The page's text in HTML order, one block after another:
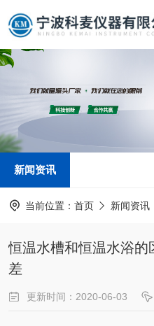
新闻资讯
当前位置： 首页 新闻资讯
恒温水槽和恒温水浴的
差
更新时间：2020-06-03